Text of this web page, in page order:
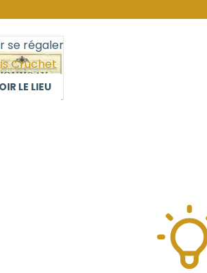
se régaler
Cruchet
LE LIEU